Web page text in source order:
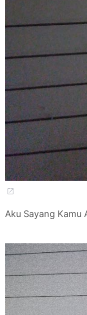
Aku Sayang Kamu